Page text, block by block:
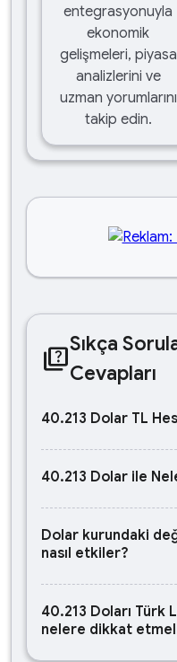
entegrasyonuyla
ekonomik
gelişmeleri, piyasa
analizlerini ve
uzman yorumlarını
takip edin.
quizSıkça
Cevapları
40.213 Dolar TL
40.213 Dolar ile
Dolar kurundaki
nasıl etkiler?
40.213 Doları Türk
nelere dikkat